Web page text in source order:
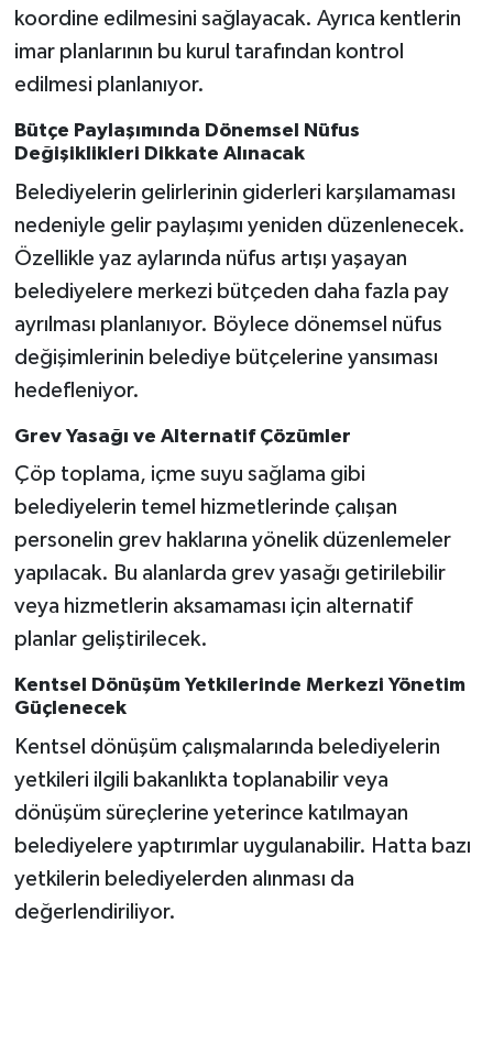
koordine edilmesini sağlayacak. Ayrıca kentlerin
imar planlarının bu kurul tarafından kontrol
edilmesi planlanıyor.
Bütçe Paylaşımında Dönemsel Nüfus
Değişiklikleri Dikkate Alınacak
Belediyelerin gelirlerinin giderleri karşılamaması
nedeniyle gelir paylaşımı yeniden düzenlenecek.
Özellikle yaz aylarında nüfus artışı yaşayan
belediyelere merkezi bütçeden daha fazla pay
ayrılması planlanıyor. Böylece dönemsel nüfus
değişimlerinin belediye bütçelerine yansıması
hedefleniyor.
Grev Yasağı ve Alternatif Çözümler
Çöp toplama, içme suyu sağlama gibi
belediyelerin temel hizmetlerinde çalışan
personelin grev haklarına yönelik düzenlemeler
yapılacak. Bu alanlarda grev yasağı getirilebilir
veya hizmetlerin aksamaması için alternatif
planlar geliştirilecek.
Kentsel Dönüşüm Yetkilerinde Merkezi Yönetim
Güçlenecek
Kentsel dönüşüm çalışmalarında belediyelerin
yetkileri ilgili bakanlıkta toplanabilir veya
dönüşüm süreçlerine yeterince katılmayan
belediyelere yaptırımlar uygulanabilir. Hatta bazı
yetkilerin belediyelerden alınması da
değerlendiriliyor.